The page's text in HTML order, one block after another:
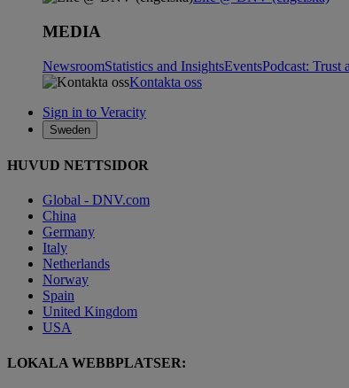
MEDIA
NewsroomStatistics and InsightsEventsPodcast: Trust
Kontakta oss
Sign in to Veracity
Sweden
HUVUD NETTSIDOR
Global - DNV.com
China
Germany
Italy
Netherlands
Norway
Spain
United Kingdom
USA
LOKALA WEBBPLATSER: